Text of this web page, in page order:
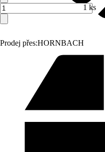
Prodej přes:HORNBACH
1 ks